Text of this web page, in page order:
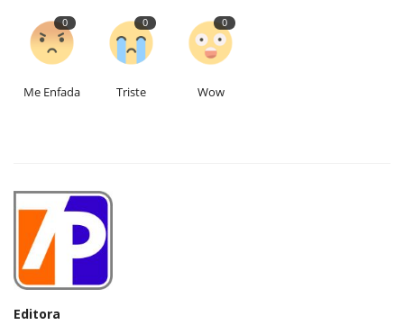
0
Me Enfada
0
Triste
0
Wow
Editora